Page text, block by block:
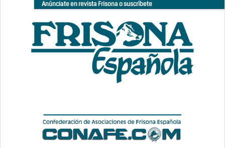
Anúnciate en revista Frisona o suscríbete